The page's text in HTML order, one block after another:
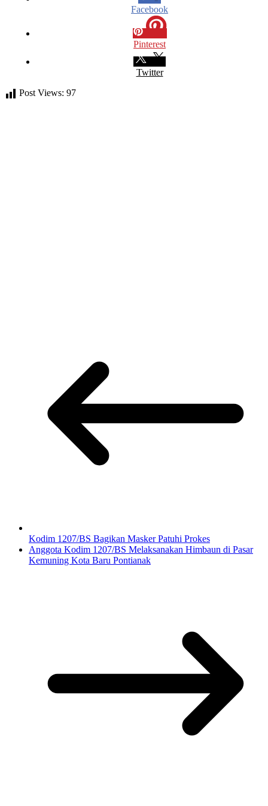
Facebook
Pinterest
Twitter
Post Views: 97
Kodim 1207/BS Bagikan Masker Patuhi Prokes
Anggota Kodim 1207/BS Melaksanakan Himbaun di Pasar
Kemuning Kota Baru Pontianak